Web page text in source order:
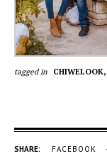
tagged in CHIWELOOK,
SHARE: FACEBOOK